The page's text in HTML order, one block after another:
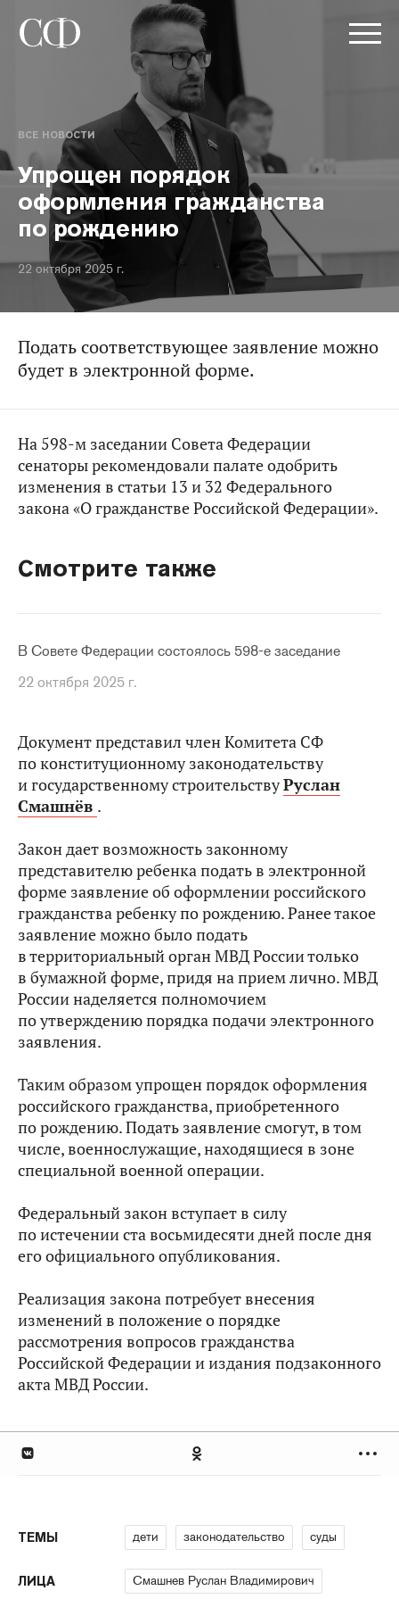
ВСЕ НОВОСТИ
Упрощен порядок
оформления гражданства
по рождению
22 октября 2025 г.
Подать соответствующее заявление можно
будет в электронной форме.
На 598-м заседании Совета Федерации
сенаторы рекомендовали палате одобрить
изменения в статьи 13 и 32 Федерального
закона «О гражданстве Российской Федерации».
Смотрите также
В Совете Федерации состоялось 598-е заседание
22 октября 2025 г.
Документ представил член Комитета СФ
по конституционному законодательству
и государственному строительствуРуслан
Смашнёв .
Закон дает возможность законному
представителю ребенка подать в электронной
форме заявление об оформлении российского
гражданства ребенку по рождению. Ранее такое
заявление можно было подать
в территориальный орган МВД России только
в бумажной форме, придя на прием лично. МВД
России наделяется полномочием
по утверждению порядка подачи электронного
заявления.
Таким образом упрощен порядок оформления
российского гражданства, приобретенного
по рождению. Подать заявление смогут, в том
числе, военнослужащие, находящиеся в зоне
специальной военной операции.
Федеральный закон вступает в силу
по истечении ста восьмидесяти дней после дня
его официального опубликования.
Реализация закона потребует внесения
изменений в положение о порядке
рассмотрения вопросов гражданства
Российской Федерации и издания подзаконного
акта МВД России.
ТЕМЫ дети законодательство суды
ЛИЦА Смашнев Руслан Владимирович